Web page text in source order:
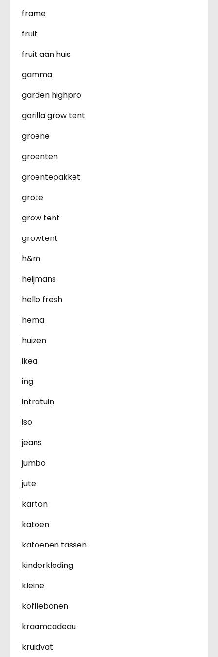
frame
fruit
fruit aan huis
gamma
garden highpro
gorilla grow tent
groene
groenten
groentepakket
grote
grow tent
growtent
h&m
heijmans
hello fresh
hema
huizen
ikea
ing
intratuin
iso
jeans
jumbo
jute
karton
katoen
katoenen tassen
kinderkleding
kleine
koffiebonen
kraamcadeau
kruidvat